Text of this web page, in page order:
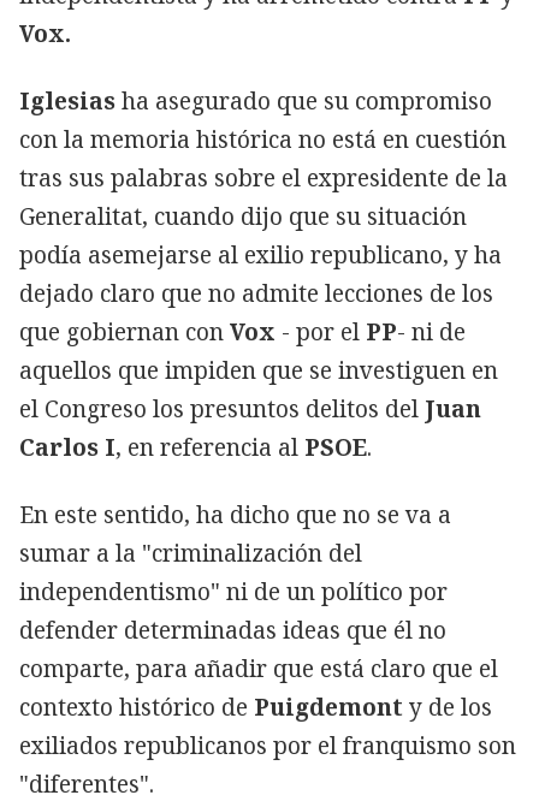
Vox.
Iglesiasha asegurado que su compromiso
con la memoria histórica no está en cuestión
tras sus palabras sobre el expresidente de la
Generalitat, cuando dijo que su situación
podía asemejarse al exilio republicano, y ha
dejado claro que no admite lecciones de los
que gobiernan conVox - por el PP- ni de
aquellos que impiden que se investiguen en
el Congreso los presuntos delitos del Juan
Carlos I, en referencia al PSOE.
En este sentido, ha dicho que no se va a
sumar a la "criminalización del
independentismo" ni de un político por
defender determinadas ideas que él no
comparte, para añadir que está claro que el
contexto histórico de Puigdemont y de los
exiliados republicanos por el franquismo son
"diferentes".